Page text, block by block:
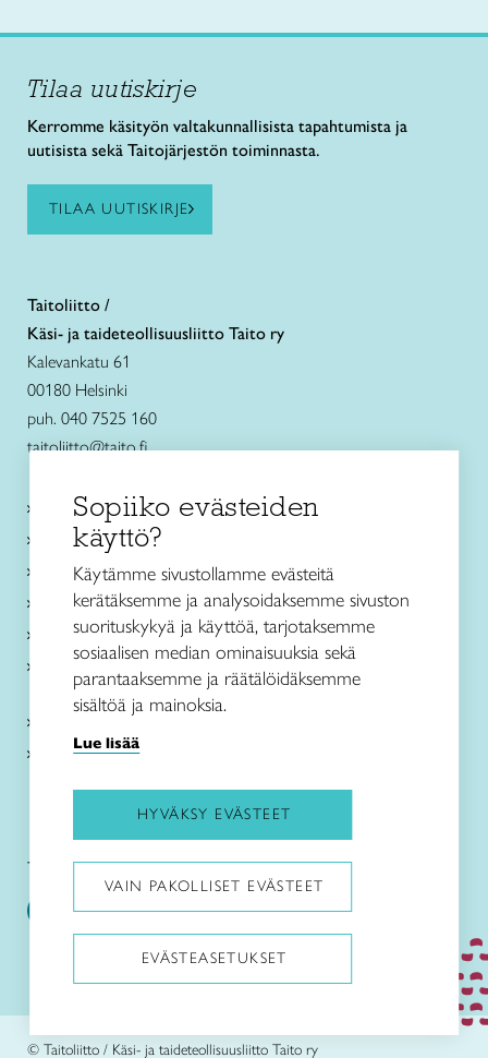
Tilaa uutiskirje
Kerromme käsityön valtakunnallisista tapahtumista ja
uutisista sekä Taitojärjestön toiminnasta.
TILAA UUTISKIRJE
Taitoliitto /
Käsi- ja taideteollisuusliitto Taito ry
Kalevankatu 61
00180 Helsinki
puh. 040 7525 160
taitoliitto@taito.fi
Käsityökurssit ja koulutus
Ajankohtaista
Käsityöohjeet
Me olemme Taito
Paikallinen toiminta
Verkkokaupat
Kirjaudu Arviin
Kirjaudu Taitocampukseen
Taitoliitto: Taito-lehti:
© Taitoliitto / Käsi- ja taideteollisuusliitto Taito ry
Sopiiko evästeiden
käyttö?
Käytämme sivustollamme evästeitä
kerätäksemme ja analysoidaksemme sivuston
suorituskykyä ja käyttöä, tarjotaksemme
sosiaalisen median ominaisuuksia sekä
parantaaksemme ja räätälöidäksemme
sisältöä ja mainoksia.
Lue lisää
HYVÄKSY EVÄSTEET
VAIN PAKOLLISET EVÄSTEET
EVÄSTEASETUKSET